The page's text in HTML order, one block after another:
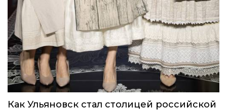
Как Ульяновск стал столицей российской